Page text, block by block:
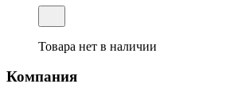
Товара нет в наличии
Компания